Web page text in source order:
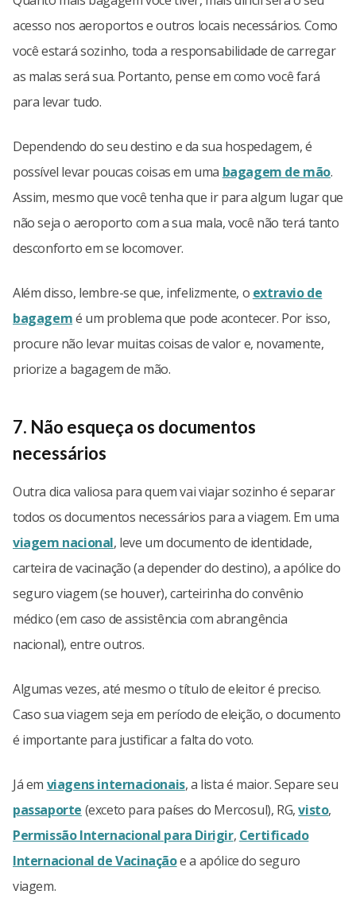
acesso nos aeroportos e outros locais necessários. Como
você estará sozinho, toda a responsabilidade de carregar
as malas será sua. Portanto, pense em como você fará
para levar tudo.
Dependendo do seu destino e da sua hospedagem, é
possível levar poucas coisas em uma bagagem de mão.
Assim, mesmo que você tenha que ir para algum lugar que
não seja o aeroporto com a sua mala, você não terá tanto
desconforto em se locomover.
Além disso, lembre-se que, infelizmente, o extravio de
bagagemé um problema que pode acontecer. Por isso,
procure não levar muitas coisas de valor e, novamente,
priorize a bagagem de mão.
7. Não esqueça os documentos
necessários
Outra dica valiosa para quem vai viajar sozinho é separar
todos os documentos necessários para a viagem. Em uma
viagem nacional, leve um documento de identidade,
carteira de vacinação (a depender do destino), a apólice do
seguro viagem (se houver), carteirinha do convênio
médico (em caso de assistência com abrangência
nacional), entre outros.
Algumas vezes, até mesmo o título de eleitor é preciso.
Caso sua viagem seja em período de eleição, o documento
é importante para justificar a falta do voto.
Já em viagens internacionais, a lista é maior. Separe seu
passaporte (exceto para países do Mercosul), RG,visto,
Permissão Internacional para Dirigir, Certificado
Internacional de Vacinaçãoe a apólice do seguro
viagem.